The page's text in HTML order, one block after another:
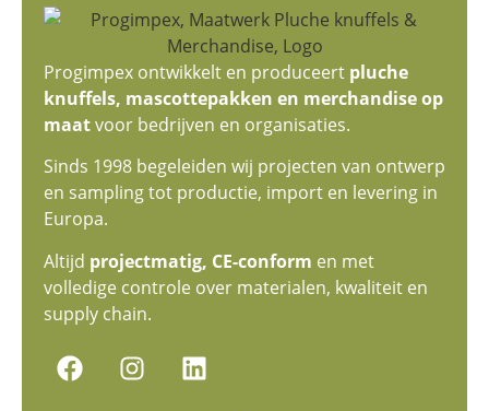
Progimpex ontwikkelt en produceert pluche
knuffels, mascottepakken en merchandise op
maatvoor bedrijven en organisaties.
Sinds 1998 begeleiden wij projecten van ontwerp
en sampling tot productie, import en levering in
Europa.
Altijd projectmatig, CE-conform en met
volledige controle over materialen, kwaliteit en
supply chain.